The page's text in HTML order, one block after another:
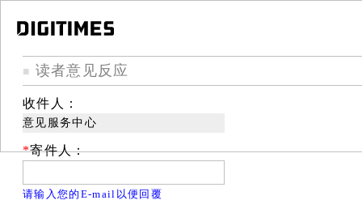
■ 读者意见反应
收件人：
意见服务中心
*寄件人：
请输入您的E-mail以便回覆